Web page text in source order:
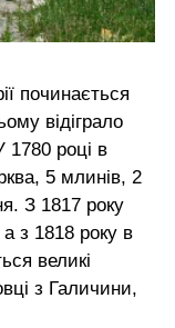
починається
відіграло
1780 році в
5 млинів, 2
З 1817 року
з 1818 року в
великі
з Галичини,